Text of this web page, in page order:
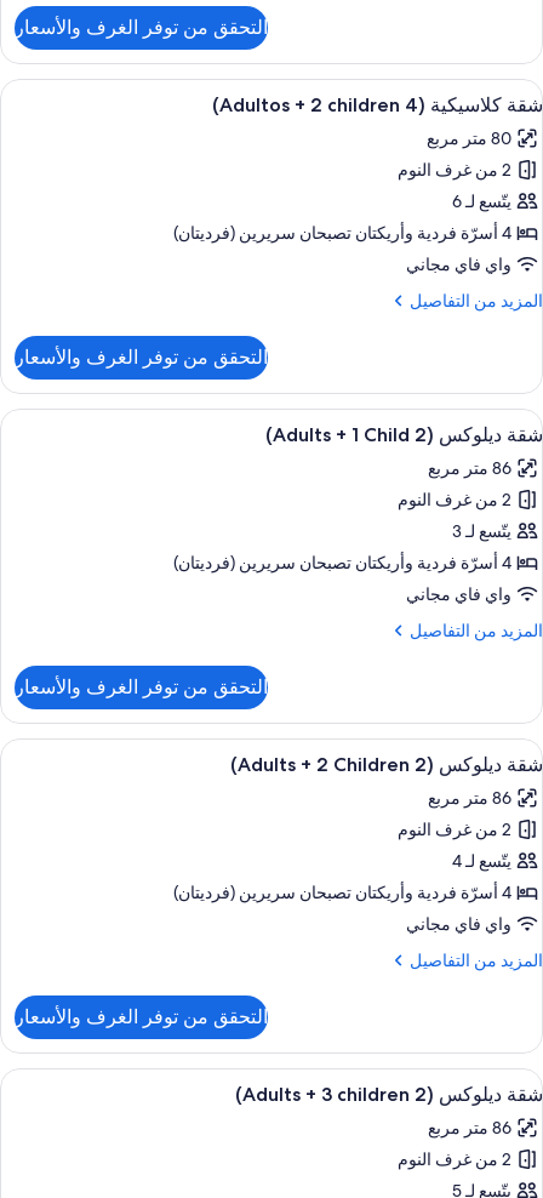
شقة
كلاسيكية
(2
+
3
children)
التحقق من توفر الغرف والأسعار
استعراض
جميع
صور
شقة
كلاسيكية
(4
Adultos
+
2
8
شقة كلاسيكية (4 Adultos + 2 children)
80 متر مربع
2 من غرف النوم
يتّسع لـ 6
4 أسرّة فردية‫‬ وأريكتان تصبحان سريرين (فرديتان)
واي فاي مجاني
المزيد من التفاصيل
المزيد
شقة
كلاسيكية
(4
+
2
children)
التحقق من توفر الغرف والأسعار
استعراض
جميع
صور
شقة
ديلوكس
(2
Adults
+
1
9
شقة ديلوكس (2 Adults + 1 Child)
86 متر مربع
2 من غرف النوم
يتّسع لـ 3
4 أسرّة فردية‫‬ وأريكتان تصبحان سريرين (فرديتان)
واي فاي مجاني
المزيد من التفاصيل
المزيد
شقة
ديلوكس
(2
+
Child)
التحقق من توفر الغرف والأسعار
استعراض
جميع
صور
شقة
ديلوكس
(2
Adults
+
2
9
شقة ديلوكس (2 Adults + 2 Children)
86 متر مربع
2 من غرف النوم
يتّسع لـ 4
4 أسرّة فردية‫‬ وأريكتان تصبحان سريرين (فرديتان)
واي فاي مجاني
المزيد من التفاصيل
المزيد
شقة
ديلوكس
(2
+
2
Children)
التحقق من توفر الغرف والأسعار
استعراض
جميع
صور
شقة
9
شقة ديلوكس (2 Adults + 3 children)
86 متر مربع
2 من غرف النوم
يتّسع لـ 5